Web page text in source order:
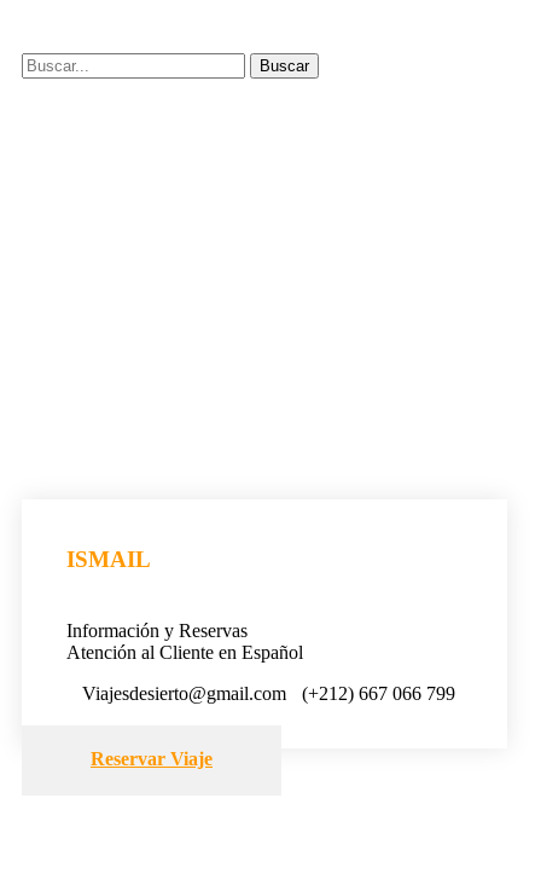
ISMAIL
Información y Reservas
Atención al Cliente en Español
Viajesdesierto@gmail.com
(+212) 667 066 799
Reservar Viaje